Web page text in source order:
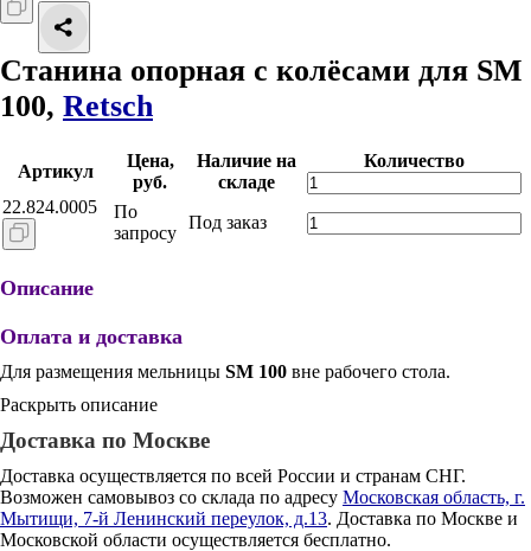
Станина опорная с колёсами для SM
100, Retsch
Артикул
Цена,
руб.
Наличие на
складе
Количество
22.824.0005
По
запросу
Под заказ
Описание
Оплата и доставка
Для размещения мельницы SM 100 вне рабочего стола.
Раскрыть описание
Доставка по Москве
Доставка осуществляется по всей России и странам СНГ.
Возможен самовывоз со склада по адресу Московская область, г.
Мытищи, 7-й Ленинский переулок, д.13. Доставка по Москве и
Московской области осуществляется бесплатно.